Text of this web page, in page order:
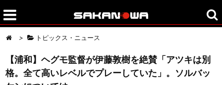
> トピックス・ニュース
【浦和】ヘグモ監督が伊藤敦樹を絶賛「アツキは別
格。全て高いレベルでプレーしていた」。ソルバッ